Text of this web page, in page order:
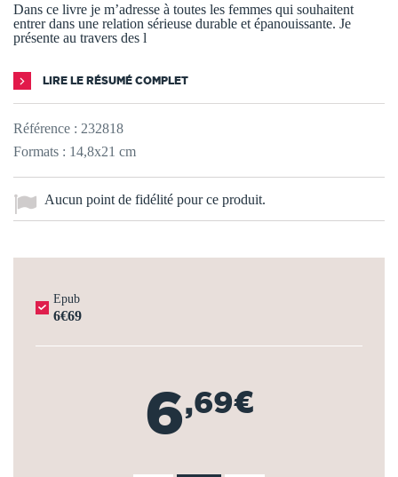
Dans ce livre je m’adresse à toutes les femmes qui souhaitent
entrer dans une relation sérieuse durable et épanouissante. Je
présente au travers des l
LIRE LE RÉSUMÉ COMPLET
Référence : 232818
Formats : 14,8x21 cm
Aucun point de fidélité pour ce produit.
Epub
6€69
6,69€